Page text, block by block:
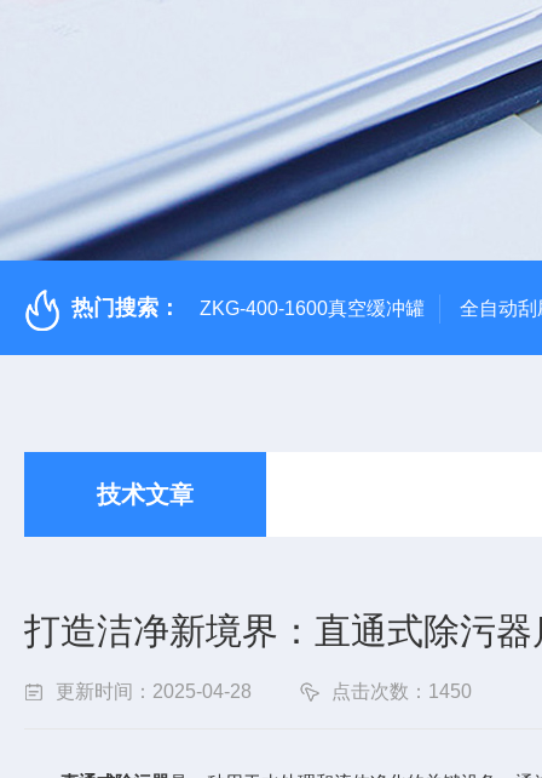
热门搜索： ZKG-400-1600真空缓冲罐 全自动刮
技术文章
打造洁净新境界：直通式除污
更新时间：2025-04-28 点击次数：1450